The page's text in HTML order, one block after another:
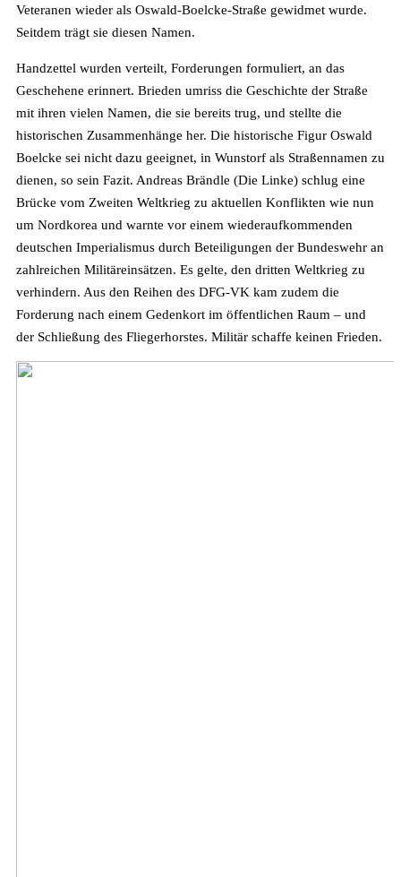
Veteranen wieder als Oswald-Boelcke-Straße gewidmet wurde.
Seitdem trägt sie diesen Namen.
Handzettel wurden verteilt, Forderungen formuliert, an das
Geschehene erinnert. Brieden umriss die Geschichte der Straße
mit ihren vielen Namen, die sie bereits trug, und stellte die
historischen Zusammenhänge her. Die historische Figur Oswald
Boelcke sei nicht dazu geeignet, in Wunstorf als Straßennamen zu
dienen, so sein Fazit. Andreas Brändle (Die Linke) schlug eine
Brücke vom Zweiten Weltkrieg zu aktuellen Konflikten wie nun
um Nordkorea und warnte vor einem wiederaufkommenden
deutschen Imperialismus durch Beteiligungen der Bundeswehr an
zahlreichen Militäreinsätzen. Es gelte, den dritten Weltkrieg zu
verhindern. Aus den Reihen des DFG-VK kam zudem die
Forderung nach einem Gedenkort im öffentlichen Raum – und
der Schließung des Fliegerhorstes. Militär schaffe keinen Frieden.